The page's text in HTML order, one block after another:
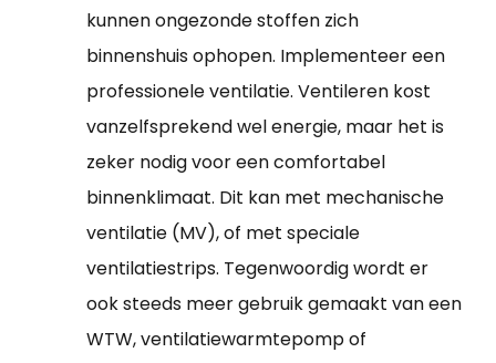
kunnen ongezonde stoffen zich
binnenshuis ophopen. Implementeer een
professionele ventilatie. Ventileren kost
vanzelfsprekend wel energie, maar het is
zeker nodig voor een comfortabel
binnenklimaat. Dit kan met mechanische
ventilatie (MV), of met speciale
ventilatiestrips. Tegenwoordig wordt er
ook steeds meer gebruik gemaakt van een
WTW, ventilatiewarmtepomp of